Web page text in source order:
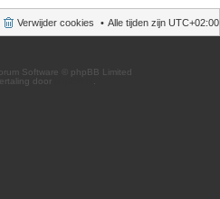
Alle tijden zijn UTC+02:00
Verwijder cookies
Software © phpBB Limited
door
.